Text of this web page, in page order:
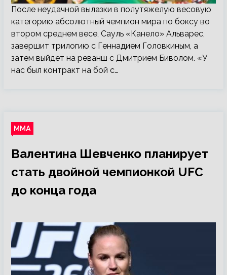
После неудачной вылазки в полутяжелую весовую
категорию абсолютный чемпион мира по боксу во
втором среднем весе, Сауль «Канело» Альварес,
завершит трилогию с Геннадием Головкиным, а
затем выйдет на реванш с Дмитрием Биволом. «У
нас был контракт на бой с…
ММА
Валентина Шевченко планирует
стать двойной чемпионкой UFC
до конца года